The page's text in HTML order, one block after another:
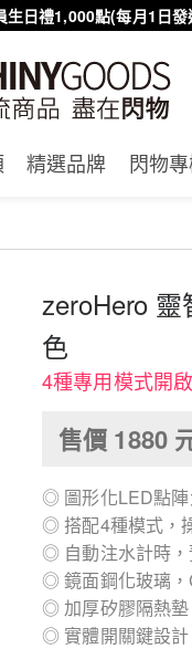
生日禮1,000點(每月1日發
精選品牌 閃物
zeroHero
色
4種專用模式開
售價 1880
◎ 圖形化LED點陣
◎ 搭配4種模式，
◎ 自動注水計時
◎ 鏡面鋼化玻璃
◎ 加厚矽膠隔熱
◎ 實體開關鍵設